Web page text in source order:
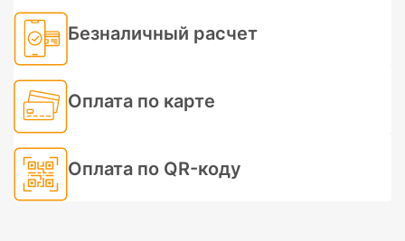
Безналичный расчет
Оплата по карте
Оплата по QR-коду